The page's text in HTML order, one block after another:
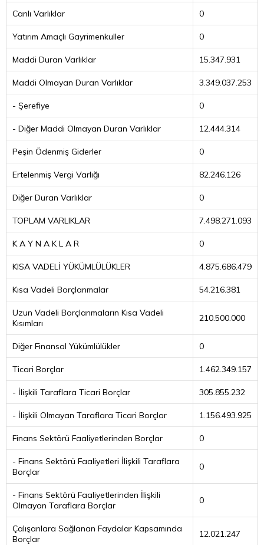
Canlı Varlıklar 0
Yatırım Amaçlı Gayrimenkuller 0
Maddi Duran Varlıklar 15.347.931
Maddi Olmayan Duran Varlıklar 3.349.037.253
- Şerefiye 0
- Diğer Maddi Olmayan Duran Varlıklar 12.444.314
Peşin Ödenmiş Giderler 0
Ertelenmiş Vergi Varlığı 82.246.126
Diğer Duran Varlıklar 0
TOPLAM VARLIKLAR 7.498.271.093
K A Y N A K L A R 0
KISA VADELİ YÜKÜMLÜLÜKLER 4.875.686.479
Kısa Vadeli Borçlanmalar 54.216.381
Uzun Vadeli Borçlanmaların Kısa Vadeli
Kısımları
210.500.000
Diğer Finansal Yükümlülükler 0
Ticari Borçlar 1.462.349.157
- İlişkili Taraflara Ticari Borçlar 305.855.232
- İlişkili Olmayan Taraflara Ticari Borçlar 1.156.493.925
Finans Sektörü Faaliyetlerinden Borçlar 0
- Finans Sektörü Faaliyetleri İlişkili Taraflara
Borçlar
0
- Finans Sektörü Faaliyetlerinden İlişkili
Olmayan Taraflara Borçlar
0
Çalışanlara Sağlanan Faydalar Kapsamında
Borçlar
12.021.247